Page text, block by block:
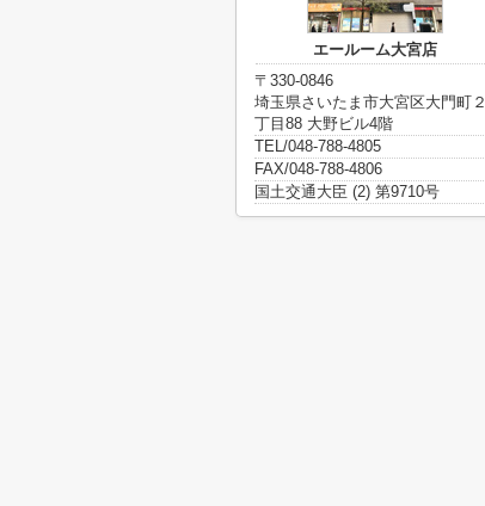
エールーム大宮店
〒330-0846
埼玉県さいたま市大宮区大門町２
丁目88 大野ビル4階
TEL/048-788-4805
FAX/048-788-4806
国土交通大臣 (2) 第9710号